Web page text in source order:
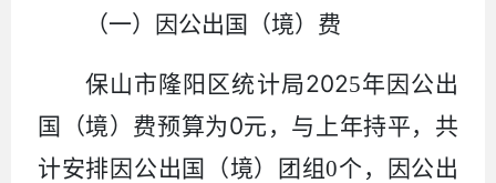
（一）因公出国（境）费
保山市隆阳区统计局2025年因公出
国（境）费预算为0元，与上年持平，共
计安排因公出国（境）团组0个，因公出